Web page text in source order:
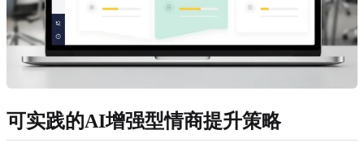
可实践的AI增强型情商提升策略